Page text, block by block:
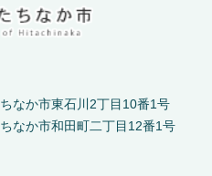
か市東石川2丁目10番1号
か市和田町二丁目12番1号